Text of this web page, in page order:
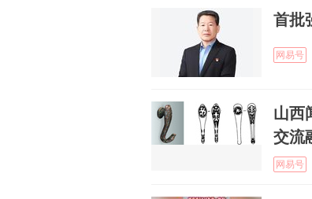
首批
网易号
山西
交流
网易号